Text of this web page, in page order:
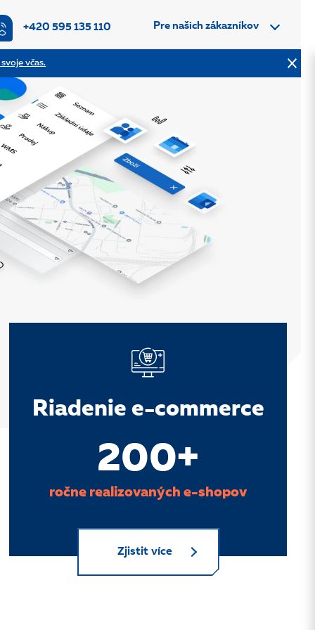
včas.
+420 595 135 110 Pre našich zákazníkov
Riadenie e-commerce
200+
ročne realizovaných e-shopov
Zjistit více